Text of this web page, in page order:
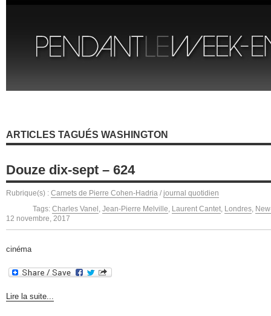
ARTICLES TAGUÉS WASHINGTON
Douze dix-sept – 624
Rubrique(s) : Carnets de Pierre Cohen-Hadria / journal quotidien
Tags: Charles Vanel , Jean-Pierre Melville, Laurent Cantet, Londres,
12 novembre, 2017
cinéma
Lire la suite...